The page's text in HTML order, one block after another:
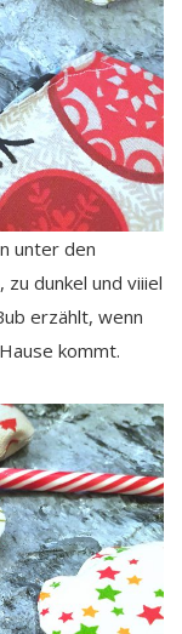
unter den
dunkel und viiiel
erzählt, wenn
kommt.